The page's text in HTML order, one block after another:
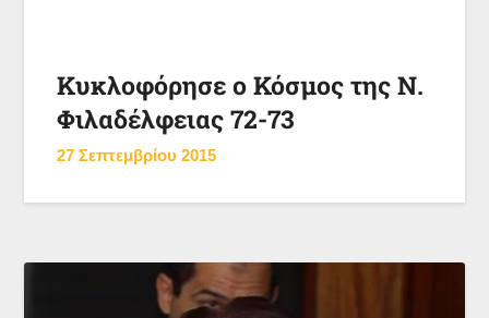
Κυκλοφόρησε ο Κόσμος της Ν.
Φιλαδέλφειας 72-73
27 Σεπτεμβρίου 2015